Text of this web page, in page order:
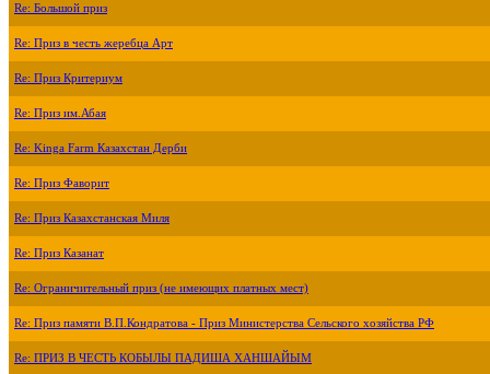
Re: Большой приз
Re: Приз в честь жеребца Арт
Re: Приз Критериум
Re: Приз им.Абая
Re: Kinga Farm Казахстан Дерби
Re: Приз Фаворит
Re: Приз Казахстанская Миля
Re: Приз Казанат
Re: Ограничительный приз (не имеющих платных мест)
Re: Приз памяти В.П.Кондратова - Приз Министерства Сельского хозяйства РФ
Re: ПРИЗ В ЧЕСТЬ КОБЫЛЫ ПАДИША ХАНШАЙЫМ